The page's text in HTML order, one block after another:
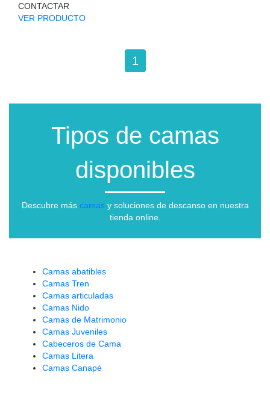
CONTACTAR
VER PRODUCTO
1
Tipos de camas
disponibles
Descubre más camas y soluciones de descanso en nuestra
tienda online.
Camas abatibles
Camas Tren
Camas articuladas
Camas Nido
Camas de Matrimonio
Camas Juveniles
Cabeceros de Cama
Camas Litera
Camas Canapé